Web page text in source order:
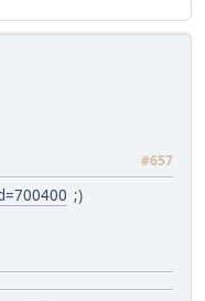
#657
;)